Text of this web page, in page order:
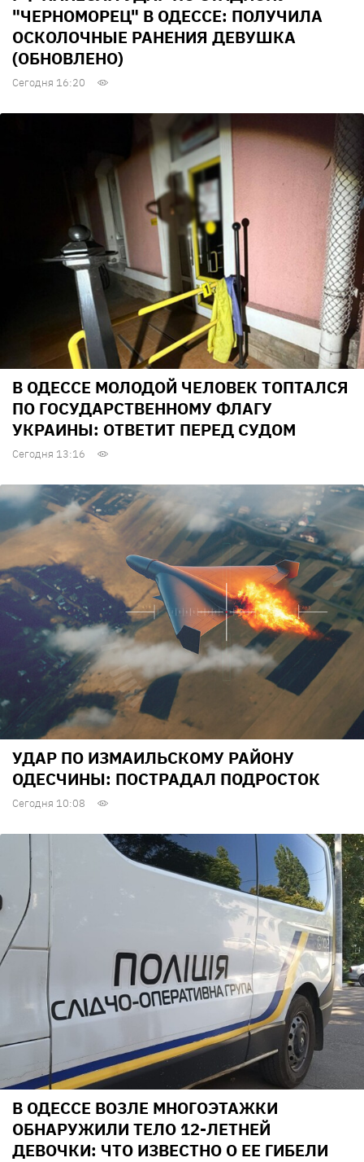
"ЧЕРНОМОРЕЦ" В ОДЕССЕ: ПОЛУЧИЛА
ОСКОЛОЧНЫЕ РАНЕНИЯ ДЕВУШКА
(ОБНОВЛЕНО)
Сегодня 16:20
В ОДЕССЕ МОЛОДОЙ ЧЕЛОВЕК ТОПТАЛСЯ
ПО ГОСУДАРСТВЕННОМУ ФЛАГУ
УКРАИНЫ: ОТВЕТИТ ПЕРЕД СУДОМ
Сегодня 13:16
УДАР ПО ИЗМАИЛЬСКОМУ РАЙОНУ
ОДЕСЧИНЫ: ПОСТРАДАЛ ПОДРОСТОК
Сегодня 10:08
В ОДЕССЕ ВОЗЛЕ МНОГОЭТАЖКИ
ОБНАРУЖИЛИ ТЕЛО 12-ЛЕТНЕЙ
ДЕВОЧКИ: ЧТО ИЗВЕСТНО О ЕЕ ГИБЕЛИ